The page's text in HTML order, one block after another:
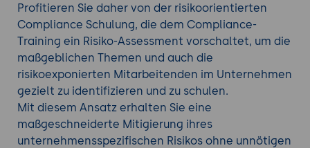
Profitieren Sie daher von der risikoorientierten
Compliance Schulung, die dem Compliance-
Training ein Risiko-Assessment vorschaltet, um die
maßgeblichen Themen und auch die
risikoexponierten Mitarbeitenden im Unternehmen
gezielt zu identifizieren und zu schulen.
Mit diesem Ansatz erhalten Sie eine
maßgeschneiderte Mitigierung ihres
unternehmensspezifischen Risikos ohne unnötigen